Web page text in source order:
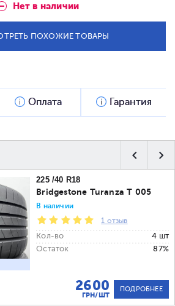
Нет в наличии
ПОХОЖИЕ ТОВАРЫ
Оплата Гарантия
225 /40 R18
Bridgestone Turanza T 005
В наличии
1 отзыв
Кол-во
4 шт
Остаток
87%
2600
ГРН/ШТ
ПОДРОБНЕЕ